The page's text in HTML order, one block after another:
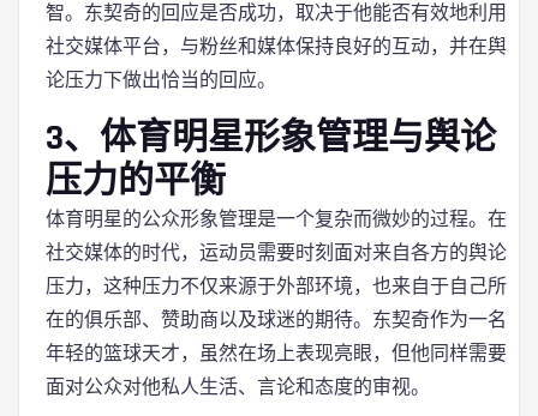
智。东契奇的回应是否成功，取决于他能否有效地利用
社交媒体平台，与粉丝和媒体保持良好的互动，并在舆
论压力下做出恰当的回应。
3、体育明星形象管理与舆论
压力的平衡
体育明星的公众形象管理是一个复杂而微妙的过程。在
社交媒体的时代，运动员需要时刻面对来自各方的舆论
压力，这种压力不仅来源于外部环境，也来自于自己所
在的俱乐部、赞助商以及球迷的期待。东契奇作为一名
年轻的篮球天才，虽然在场上表现亮眼，但他同样需要
面对公众对他私人生活、言论和态度的审视。